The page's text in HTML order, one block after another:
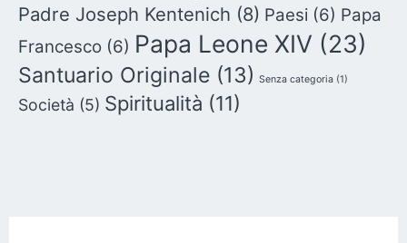
Padre Joseph Kentenich (8) Paesi (6) Papa
Francesco (6) Papa Leone XIV (23)
Santuario Originale (13) Senza categoria (1)
Società (5) Spiritualità (11)